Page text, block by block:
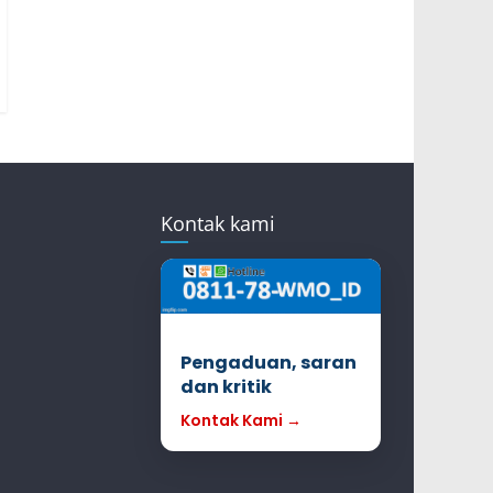
Kontak kami
Pengaduan, saran
dan kritik
Kontak Kami →